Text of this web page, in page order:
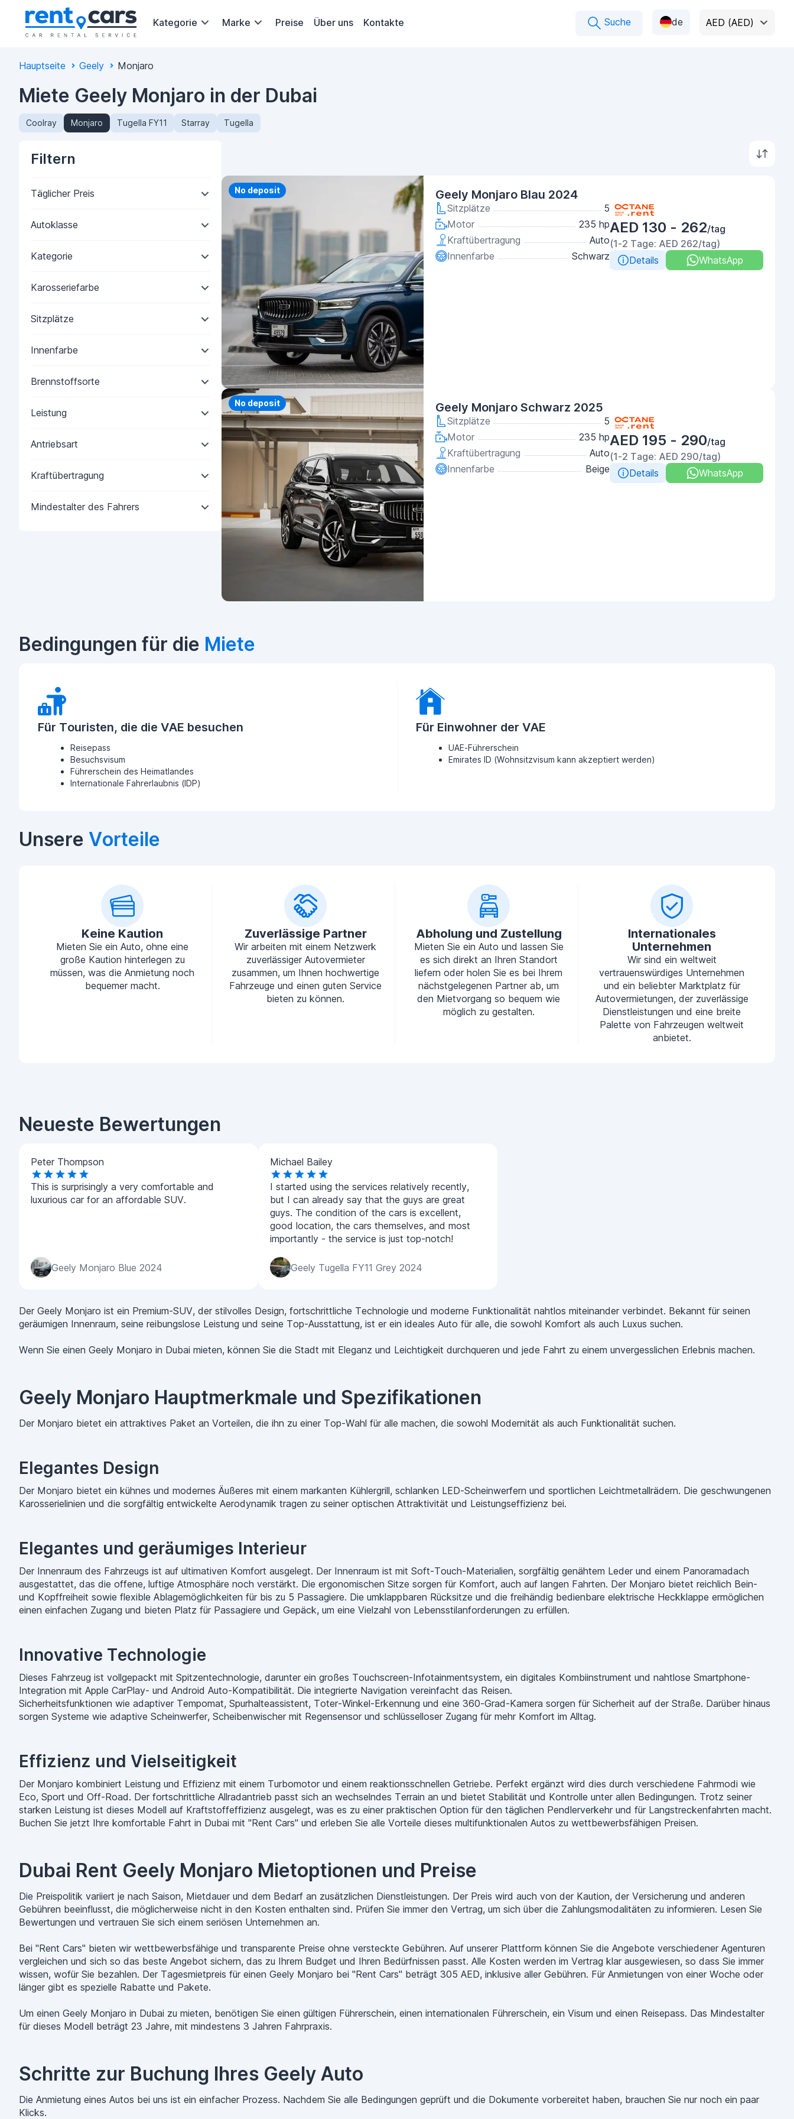
Kategorie Marke Preise Über uns Kontakte Suche de AED (AED)
Hauptseite Geely Monjaro
Miete Geely Monjaro in der Dubai
Coolray Monjaro Tugella FY11 Starray Tugella
Filtern
Täglicher Preis
Autoklasse
Kategorie
Karosseriefarbe
Sitzplätze
Innenfarbe
Brennstoffsorte
Leistung
Antriebsart
Kraftübertragung
Mindestalter des Fahrers
Priority
No deposit Geely Monjaro Blau 2024
Sitzplätze
5
Motor
235 hp
Kraftübertragung
Auto
Innenfarbe
Schwarz
AED 130 - 262/tag
(1-2 Tage: AED 262/tag)
Details
WhatsApp
Priority
No deposit Geely Monjaro Schwarz 2025
Sitzplätze
5
Motor
235 hp
Kraftübertragung
Auto
Innenfarbe
Beige
AED 195 - 290/tag
(1-2 Tage: AED 290/tag)
Details
WhatsApp
Bedingungen für die Miete
Für Touristen, die die VAE besuchen
Reisepass
Besuchsvisum
Führerschein des Heimatlandes
Internationale Fahrerlaubnis (IDP)
Für Einwohner der VAE
UAE-Führerschein
Emirates ID (Wohnsitzvisum kann akzeptiert werden)
Unsere Vorteile
Keine Kaution
Mieten Sie ein Auto, ohne eine
große Kaution hinterlegen zu
müssen, was die Anmietung noch
bequemer macht.
Zuverlässige Partner
Wir arbeiten mit einem Netzwerk
zuverlässiger Autovermieter
zusammen, um Ihnen hochwertige
Fahrzeuge und einen guten Service
bieten zu können.
Abholung und Zustellung
Mieten Sie ein Auto und lassen Sie
es sich direkt an Ihren Standort
liefern oder holen Sie es bei Ihrem
nächstgelegenen Partner ab, um
den Mietvorgang so bequem wie
möglich zu gestalten.
Internationales
Unternehmen
Wir sind ein weltweit
vertrauenswürdiges Unternehmen
und ein beliebter Marktplatz für
Autovermietungen, der zuverlässige
Dienstleistungen und eine breite
Palette von Fahrzeugen weltweit
anbietet.
Neueste Bewertungen
Peter Thompson
This is surprisingly a very comfortable and
luxurious car for an affordable SUV.
Geely Monjaro Blue 2024
Michael Bailey
I started using the services relatively recently,
but I can already say that the guys are great
guys. The condition of the cars is excellent,
good location, the cars themselves, and most
importantly - the service is just top-notch!
Geely Tugella FY11 Grey 2024
Der Geely Monjaro ist ein Premium-SUV, der stilvolles Design, fortschrittliche Technologie und moderne Funktionalität nahtlos miteinander verbindet. Bekannt für seinen
geräumigen Innenraum, seine reibungslose Leistung und seine Top-Ausstattung, ist er ein ideales Auto für alle, die sowohl Komfort als auch Luxus suchen.
Wenn Sie einen Geely Monjaro in Dubai mieten, können Sie die Stadt mit Eleganz und Leichtigkeit durchqueren und jede Fahrt zu einem unvergesslichen Erlebnis machen.
Geely Monjaro Hauptmerkmale und Spezifikationen
Der Monjaro bietet ein attraktives Paket an Vorteilen, die ihn zu einer Top-Wahl für alle machen, die sowohl Modernität als auch Funktionalität suchen.
Elegantes Design
Der Monjaro bietet ein kühnes und modernes Äußeres mit einem markanten Kühlergrill, schlanken LED-Scheinwerfern und sportlichen Leichtmetallrädern. Die geschwungenen
Karosserielinien und die sorgfältig entwickelte Aerodynamik tragen zu seiner optischen Attraktivität und Leistungseffizienz bei.
Elegantes und geräumiges Interieur
Der Innenraum des Fahrzeugs ist auf ultimativen Komfort ausgelegt. Der Innenraum ist mit Soft-Touch-Materialien, sorgfältig genähtem Leder und einem Panoramadach
ausgestattet, das die offene, luftige Atmosphäre noch verstärkt. Die ergonomischen Sitze sorgen für Komfort, auch auf langen Fahrten. Der Monjaro bietet reichlich Bein-
und Kopffreiheit sowie flexible Ablagemöglichkeiten für bis zu 5 Passagiere. Die umklappbaren Rücksitze und die freihändig bedienbare elektrische Heckklappe ermöglichen
einen einfachen Zugang und bieten Platz für Passagiere und Gepäck, um eine Vielzahl von Lebensstilanforderungen zu erfüllen.
Innovative Technologie
Dieses Fahrzeug ist vollgepackt mit Spitzentechnologie, darunter ein großes Touchscreen-Infotainmentsystem, ein digitales Kombiinstrument und nahtlose Smartphone-
Integration mit Apple CarPlay- und Android Auto-Kompatibilität. Die integrierte Navigation vereinfacht das Reisen.
Sicherheitsfunktionen wie adaptiver Tempomat, Spurhalteassistent, Toter-Winkel-Erkennung und eine 360-Grad-Kamera sorgen für Sicherheit auf der Straße. Darüber hinaus
sorgen Systeme wie adaptive Scheinwerfer, Scheibenwischer mit Regensensor und schlüsselloser Zugang für mehr Komfort im Alltag.
Effizienz und Vielseitigkeit
Der Monjaro kombiniert Leistung und Effizienz mit einem Turbomotor und einem reaktionsschnellen Getriebe. Perfekt ergänzt wird dies durch verschiedene Fahrmodi wie
Eco, Sport und Off-Road. Der fortschrittliche Allradantrieb passt sich an wechselndes Terrain an und bietet Stabilität und Kontrolle unter allen Bedingungen. Trotz seiner
starken Leistung ist dieses Modell auf Kraftstoffeffizienz ausgelegt, was es zu einer praktischen Option für den täglichen Pendlerverkehr und für Langstreckenfahrten macht.
Buchen Sie jetzt Ihre komfortable Fahrt in Dubai mit "Rent Cars" und erleben Sie alle Vorteile dieses multifunktionalen Autos zu wettbewerbsfähigen Preisen.
Dubai Rent Geely Monjaro Mietoptionen und Preise
Die Preispolitik variiert je nach Saison, Mietdauer und dem Bedarf an zusätzlichen Dienstleistungen. Der Preis wird auch von der Kaution, der Versicherung und anderen
Gebühren beeinflusst, die möglicherweise nicht in den Kosten enthalten sind. Prüfen Sie immer den Vertrag, um sich über die Zahlungsmodalitäten zu informieren. Lesen Sie
Bewertungen und vertrauen Sie sich einem seriösen Unternehmen an.
Bei "Rent Cars" bieten wir wettbewerbsfähige und transparente Preise ohne versteckte Gebühren. Auf unserer Plattform können Sie die Angebote verschiedener Agenturen
vergleichen und sich so das beste Angebot sichern, das zu Ihrem Budget und Ihren Bedürfnissen passt. Alle Kosten werden im Vertrag klar ausgewiesen, so dass Sie immer
wissen, wofür Sie bezahlen. Der Tagesmietpreis für einen Geely Monjaro bei "Rent Cars" beträgt 305 AED, inklusive aller Gebühren. Für Anmietungen von einer Woche oder
länger gibt es spezielle Rabatte und Pakete.
Um einen Geely Monjaro in Dubai zu mieten, benötigen Sie einen gültigen Führerschein, einen internationalen Führerschein, ein Visum und einen Reisepass. Das Mindestalter
für dieses Modell beträgt 23 Jahre, mit mindestens 3 Jahren Fahrpraxis.
Schritte zur Buchung Ihres Geely Auto
Die Anmietung eines Autos bei uns ist ein einfacher Prozess. Nachdem Sie alle Bedingungen geprüft und die Dokumente vorbereitet haben, brauchen Sie nur noch ein paar
Klicks.